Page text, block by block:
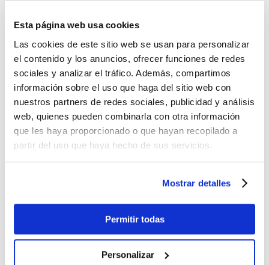
Esta página web usa cookies
Las cookies de este sitio web se usan para personalizar
el contenido y los anuncios, ofrecer funciones de redes
sociales y analizar el tráfico. Además, compartimos
información sobre el uso que haga del sitio web con
nuestros partners de redes sociales, publicidad y análisis
web, quienes pueden combinarla con otra información
que les haya proporcionado o que hayan recopilado a
partir del uso que haya hecho de sus servicios.
Mostrar detalles
Permitir todas
Personalizar
ahorros inmediatos muy importantes sin
proyectar calor ni producir parpadeos.
También la regulación DALI es utilizada en
espacios industrialescon soluciones como las
campanas Highbay C2 que disponen de
versiones DALI.
En espacios de viviendas o en oficinas
también lastiras ledofrecen prestaciones de
iluminación regulable ya que cuentan con
mandos de control de intensidad o cambios
iluminación regulable abre la puerta a la
«iluminación a la carta» y presenta varias